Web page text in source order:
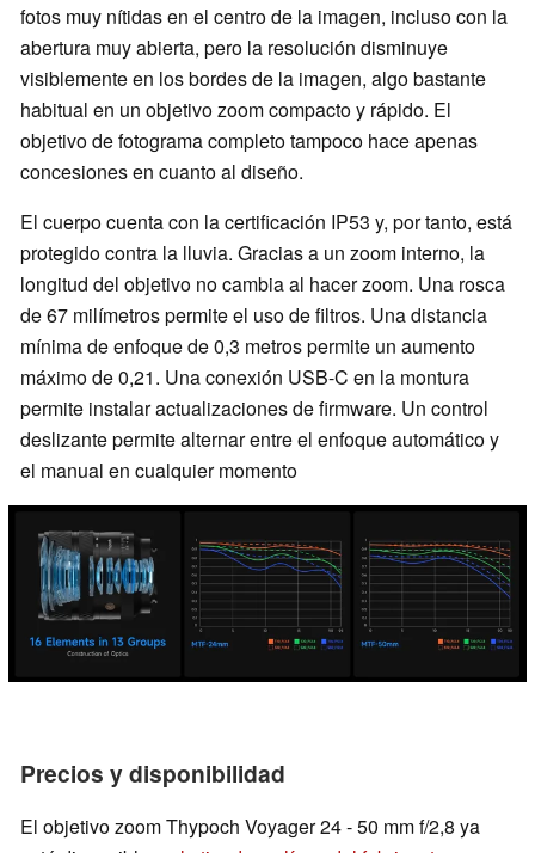
fotos muy nítidas en el centro de la imagen, incluso con la
abertura muy abierta, pero la resolución disminuye
visiblemente en los bordes de la imagen, algo bastante
habitual en un objetivo zoom compacto y rápido. El
objetivo de fotograma completo tampoco hace apenas
concesiones en cuanto al diseño.
El cuerpo cuenta con la certificación IP53 y, por tanto, está
protegido contra la lluvia. Gracias a un zoom interno, la
longitud del objetivo no cambia al hacer zoom. Una rosca
de 67 milímetros permite el uso de filtros. Una distancia
mínima de enfoque de 0,3 metros permite un aumento
máximo de 0,21. Una conexión USB-C en la montura
permite instalar actualizaciones de firmware. Un control
deslizante permite alternar entre el enfoque automático y
el manual en cualquier momento
Precios y disponibilidad
El objetivo zoom Thypoch Voyager 24 - 50 mm f/2,8 ya